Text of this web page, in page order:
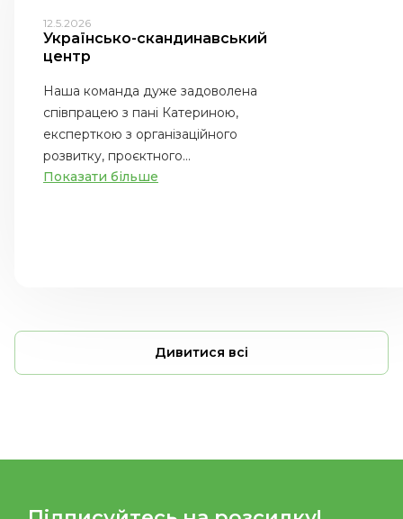
12.5.2026
Українсько-скандинавський
центр
Наша команда дуже задоволена
співпрацею з пані Катериною,
експерткою з організаційного
розвитку, проєктного...
Показати більше
Дивитися всі